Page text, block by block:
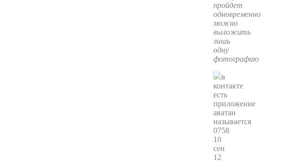
пройдет
одновременно
можно
выложить
лишь
одну
фотографию
в
контакте
есть
приложение
аватан
называется
0758
10
сен
12